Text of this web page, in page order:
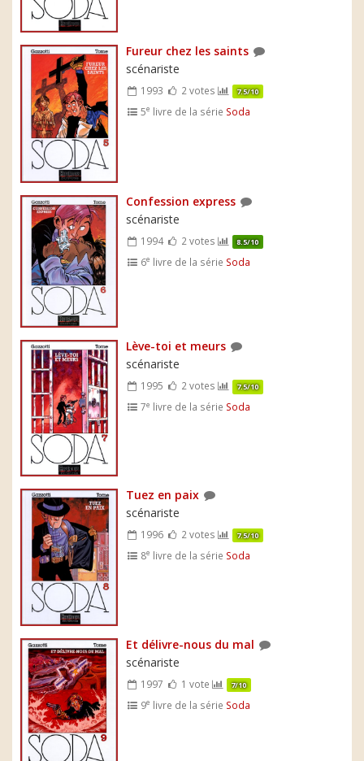
Fureur chez les saints
scénariste
1993 2 votes 7.5/10
5e livre de la série Soda
Confession express
scénariste
1994 2 votes 8.5/10
6e livre de la série Soda
Lève-toi et meurs
scénariste
1995 2 votes 7.5/10
7e livre de la série Soda
Tuez en paix
scénariste
1996 2 votes 7.5/10
8e livre de la série Soda
Et délivre-nous du mal
scénariste
1997 1 vote 7/10
9e livre de la série Soda